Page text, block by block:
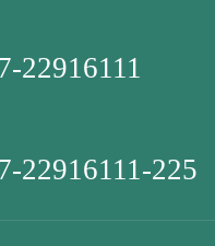
22916111
22916111-225